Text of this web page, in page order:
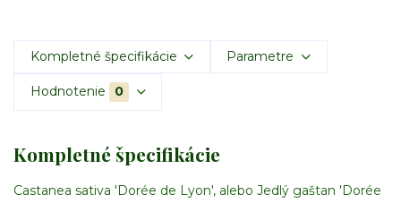
Kompletné špecifikácie Parametre
Hodnotenie 0
Kompletné špecifikácie
Castanea sativa 'Dorée de Lyon', alebo Jedlý gaštan 'Dorée